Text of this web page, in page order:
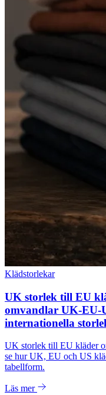
Klädstorlekar
UK storlek till EU
omvandlar UK-EU-
internationella
UK storlek till EU kläder
se hur UK, EU och US
tabellform.
Läs mer